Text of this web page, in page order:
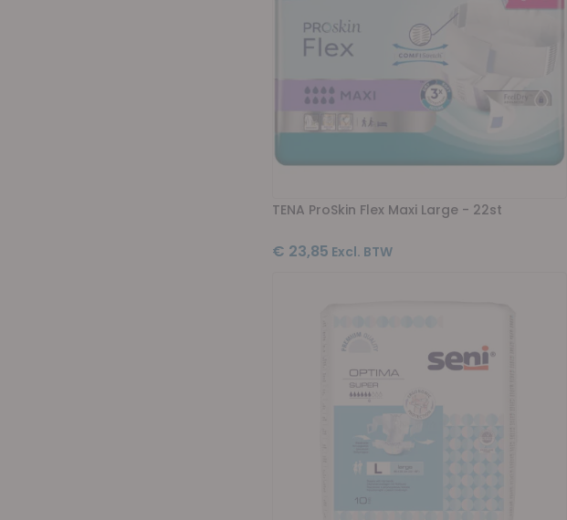
TENA ProSkin Flex Maxi Large - 22st
€ 23,85